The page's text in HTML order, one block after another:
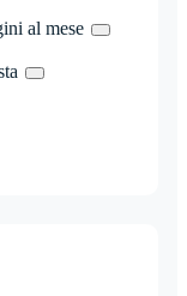
al mese